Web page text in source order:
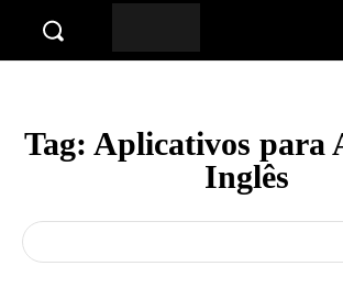
Tag: Aplicativos para
Inglês